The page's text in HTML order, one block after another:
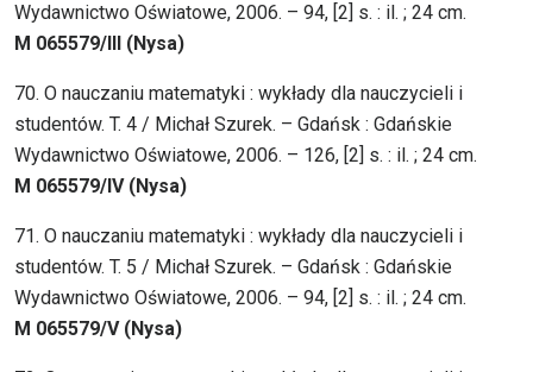
Wydawnictwo Oświatowe, 2006. – 94, [2] s. : il. ; 24 cm.
M 065579/III (Nysa)
70. O nauczaniu matematyki : wykłady dla nauczycieli i
studentów. T. 4 / Michał Szurek. – Gdańsk : Gdańskie
Wydawnictwo Oświatowe, 2006. – 126, [2] s. : il. ; 24 cm.
M 065579/IV (Nysa)
71. O nauczaniu matematyki : wykłady dla nauczycieli i
studentów. T. 5 / Michał Szurek. – Gdańsk : Gdańskie
Wydawnictwo Oświatowe, 2006. – 94, [2] s. : il. ; 24 cm.
M 065579/V (Nysa)